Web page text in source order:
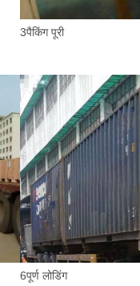
3पैकिंग पूरी
6पूर्ण लोडिंग